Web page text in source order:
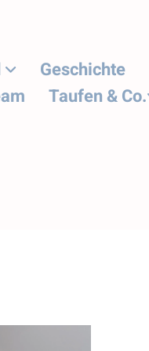
Geschichte
Taufen & Co.